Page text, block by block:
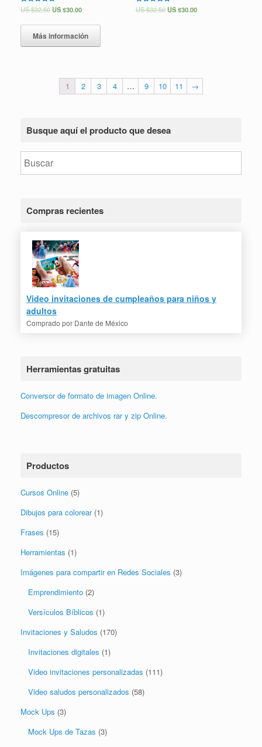
Valorado en
5.00
US $32.50US $30.00
Más información
Valorado en
5.00
US $32.50 US $30.00
1 2 3 4 … 9 10 11 →
Busque aquí el producto que desea
Compras recientes
Video invitaciones de cumpleaños para niños y
adultos
Comprado por Dante de México
Herramientas gratuitas
Conversor de formato de imagen Online.
Descompresor de archivos rar y zip Online.
Productos
Cursos Online (5)
Dibujos para colorear (1)
Frases (15)
Herramientas (1)
Imágenes para compartir en Redes Sociales (3)
Emprendimiento (2)
Versículos Bíblicos (1)
Invitaciones y Saludos (170)
Invitaciones digitales (1)
Video invitaciones personalizadas (111)
Video saludos personalizados (58)
Mock Ups (3)
Mock Ups de Tazas (3)